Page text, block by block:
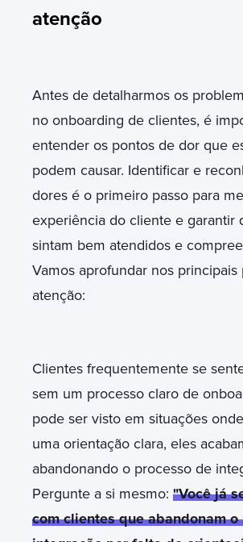
atenção
Antes de detalharmos os
no onboarding de clientes, é
entender os pontos de dor que
podem causar. Identificar e
dores é o primeiro passo para
experiência do cliente e garantir
sintam bem atendidos e
Vamos aprofundar nos principais
atenção:
Clientes frequentemente se
sem um processo claro de
pode ser visto em situações
uma orientação clara, eles
abandonando o processo de
Pergunte a si mesmo: "Você já
com clientes que abandonam o